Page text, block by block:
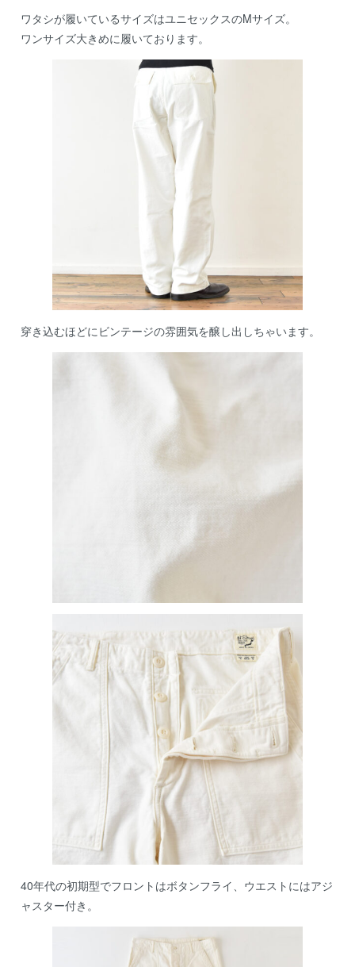
ワタシが履いているサイズはユニセックスのMサイズ。
ワンサイズ大きめに履いております。
穿き込むほどにビンテージの雰囲気を醸し出しちゃいます。
40年代の初期型でフロントはボタンフライ、ウエストにはアジ
ャスター付き。